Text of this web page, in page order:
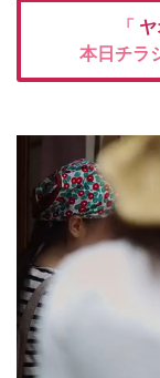
「
本日チラ